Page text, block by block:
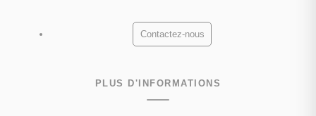
Contactez-nous
PLUS D'INFORMATIONS